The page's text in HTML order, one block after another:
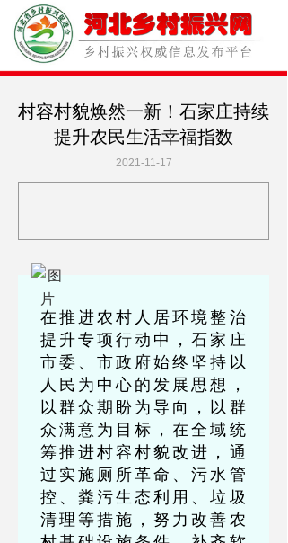
村容村貌焕然一新！石家庄持续
提升农民生活幸福指数
在推进农村人居环境整治
提升专项行动中，石家庄
市委、市政府始终坚持以
人民为中心的发展思想，
以群众期盼为导向，以群
众满意为目标，在全域统
筹推进村容村貌改进，通
过实施厕所革命、污水管
控、粪污生态利用、垃圾
清理等措施，努力改善农
2021-11-17